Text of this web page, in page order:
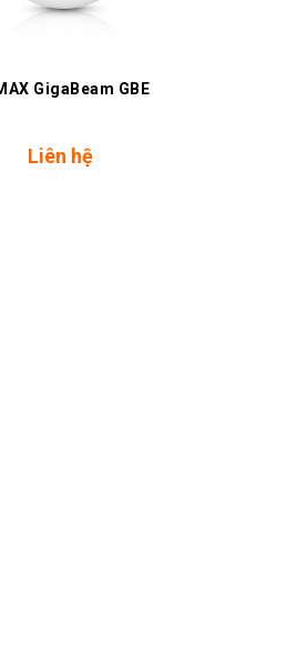
GigaBeam GBE
Liên hệ